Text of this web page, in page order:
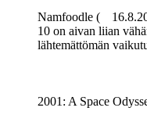
Namfoodle (
10 on aivan liian
lähtemättömän
2001: A Space